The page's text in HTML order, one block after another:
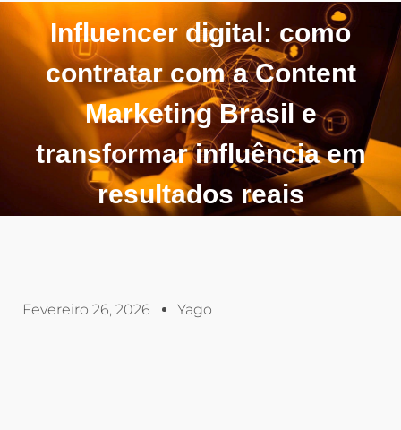
Influencer digital: como
contratar com a Content
Marketing Brasil e
transformar influência em
resultados reais
Fevereiro 26, 2026 Yago